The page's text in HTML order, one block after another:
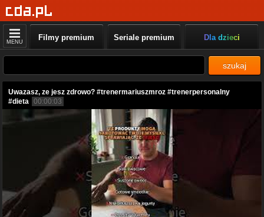
MENU Filmy premium Seriale premium Dla dzieci
szukaj
Uwazasz, ze jesz zdrowo? #trenermariuszmroz #trenerpersonalny
#dieta 00:00:03